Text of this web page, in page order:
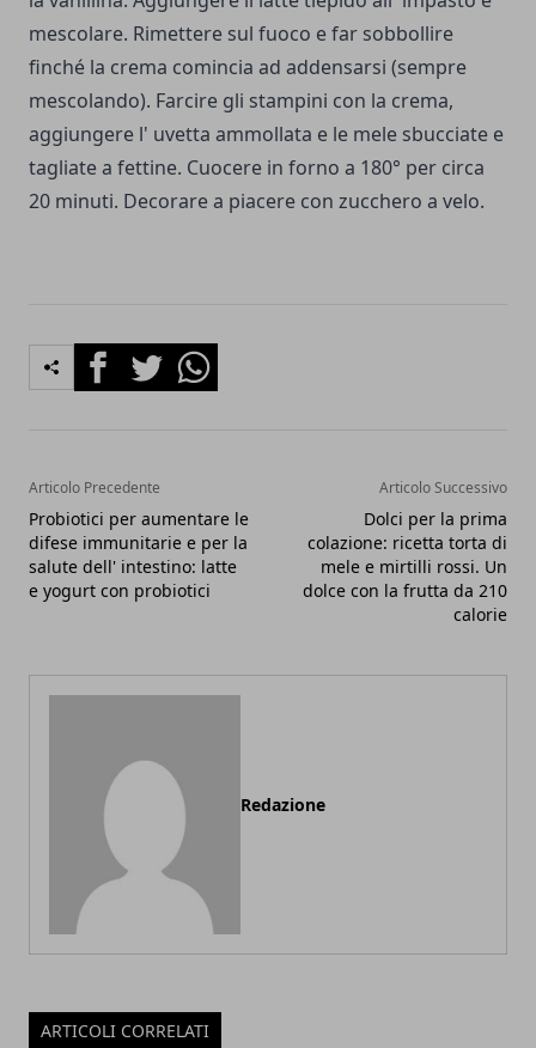
mescolare. Rimettere sul fuoco e far sobbollire
finché la crema comincia ad addensarsi (sempre
mescolando). Farcire gli stampini con la crema,
aggiungere l' uvetta ammollata e le mele sbucciate e
tagliate a fettine. Cuocere in forno a 180° per circa
20 minuti. Decorare a piacere con zucchero a velo.
FacebookTwitterWhatsapp
Articolo Precedente
Probiotici per aumentare le
difese immunitarie e per la
salute dell' intestino: latte
e yogurt con probiotici
Articolo Successivo
Dolci per la prima
colazione: ricetta torta di
mele e mirtilli rossi. Un
dolce con la frutta da 210
calorie
Redazione
ARTICOLI CORRELATI